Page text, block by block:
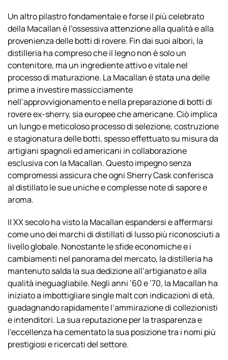
Un altro pilastro fondamentale e forse il più celebrato
della Macallan è l’ossessiva attenzione alla qualità e alla
provenienza delle botti di rovere. Fin dai suoi albori, la
distilleria ha compreso che il legno non è solo un
contenitore, ma un ingrediente attivo e vitale nel
processo di maturazione. La Macallan è stata una delle
prime a investire massicciamente
nell’approvvigionamento e nella preparazione di botti di
rovere ex-sherry, sia europee che americane. Ciò implica
un lungo e meticoloso processo di selezione, costruzione
e stagionatura delle botti, spesso effettuato su misura da
artigiani spagnoli ed americani in collaborazione
esclusiva con la Macallan. Questo impegno senza
compromessi assicura che ogni Sherry Cask conferisca
al distillato le sue uniche e complesse note di sapore e
aroma.
Il XX secolo ha visto la Macallan espandersi e affermarsi
come uno dei marchi di distillati di lusso più riconosciuti a
livello globale. Nonostante le sfide economiche e i
cambiamenti nel panorama del mercato, la distilleria ha
mantenuto salda la sua dedizione all’artigianato e alla
qualità ineguagliabile. Negli anni ’60 e ’70, la Macallan ha
iniziato a imbottigliare single malt con indicazioni di età,
guadagnando rapidamente l’ammirazione di collezionisti
e intenditori. La sua reputazione per la trasparenza e
l’eccellenza ha cementato la sua posizione tra i nomi più
prestigiosi e ricercati del settore.